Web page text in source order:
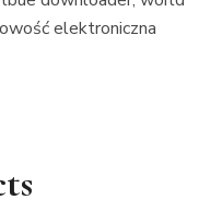
elektroniczna